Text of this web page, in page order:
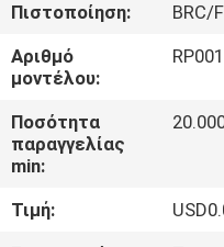
ΠΟΙΟΤΙΚΌΣ
ΈΛΕΓΧΟΣ
ΜΑΣ
ΣΕ
Πιστοποίηση:
BRC/
Αριθμό
μοντέλου:
RP001
Ποσότητα
παραγγελίας
min:
Τιμή: